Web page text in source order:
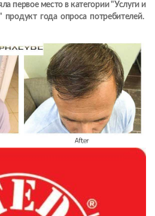
первое место в категории "Услуги и
продукт года опроса потребителей.